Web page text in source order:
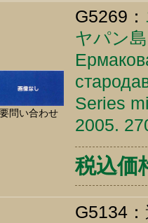
要問い合わせ
G5269：
ヤパン
Series
2005.
税込価
G5134